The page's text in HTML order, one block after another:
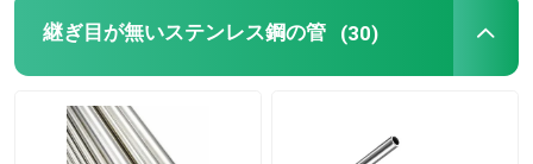
継ぎ目が無いステンレス鋼の管 (30)